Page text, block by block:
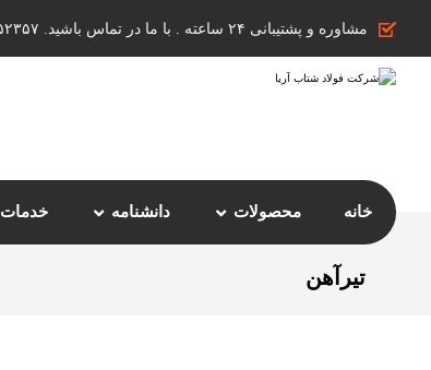
مشاوره و پشتیبانی ۲۴ ساعته . با ما در تماس باشید. ۰۹۱۲۴۲۵۲۳۵۷
خانه محصولات دانشنامه خدمات
تیرآهن